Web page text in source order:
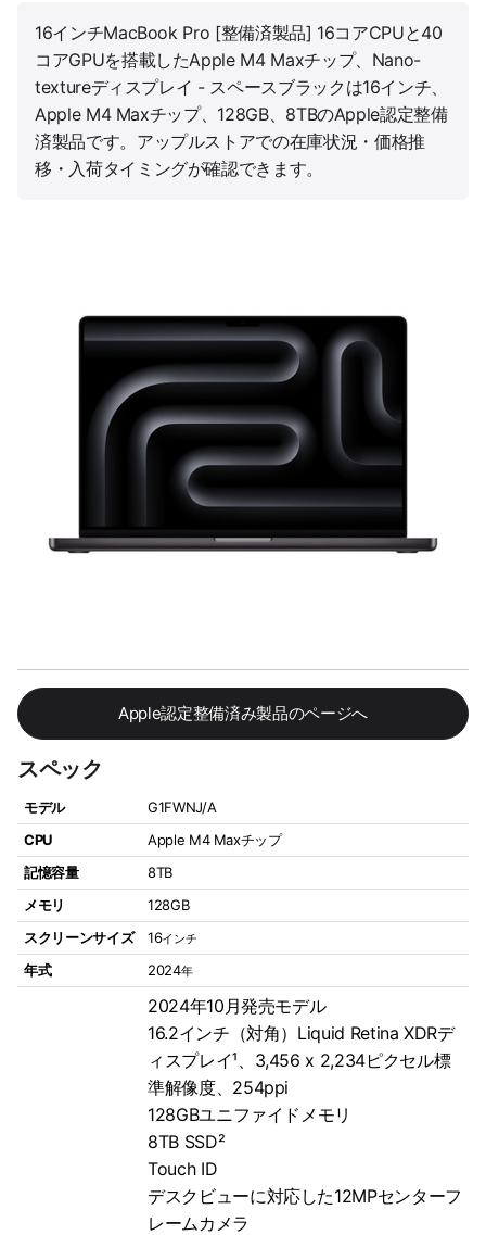
16インチMacBook Pro [整備済製品] 16コアCPUと40
コアGPUを搭載したApple M4 Maxチップ、Nano-
textureディスプレイ - スペースブラックは16インチ、
Apple M4 Maxチップ、128GB、8TBのApple認定整備
済製品です。アップルストアでの在庫状況・価格推
移・入荷タイミングが確認できます。
Apple認定整備済み製品のページへ
スペック
モデル
G1FWNJ/A
CPU
Apple M4 Maxチップ
記憶容量
8TB
メモリ
128GB
スクリーンサイズ
16インチ
年式 2024年
2024年10月発売モデル
16.2インチ（対角）Liquid Retina XDRデ
ィスプレイ¹、3,456 x 2,234ピクセル標
準解像度、254ppi
128GBユニファイドメモリ
8TB SSD²
Touch ID
デスクビューに対応した12MPセンターフ
レームカメラ